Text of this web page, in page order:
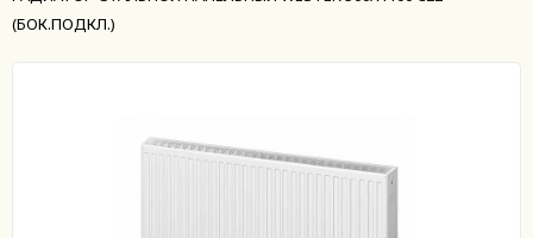
(БОК.ПОДКЛ.)